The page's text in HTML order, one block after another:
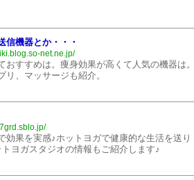
信機器とか・・・
net.ne.jp/
おすすめは。痩身効果が高くて人気の機器は。
リ、マッサージも紹介。
効果を実感♪ホットヨガで健康的な生活を送り
ヨガスタジオの情報もご紹介します♪